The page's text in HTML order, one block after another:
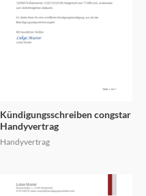
Kündigungsschreiben congstar
Handyvertrag
Handyvertrag